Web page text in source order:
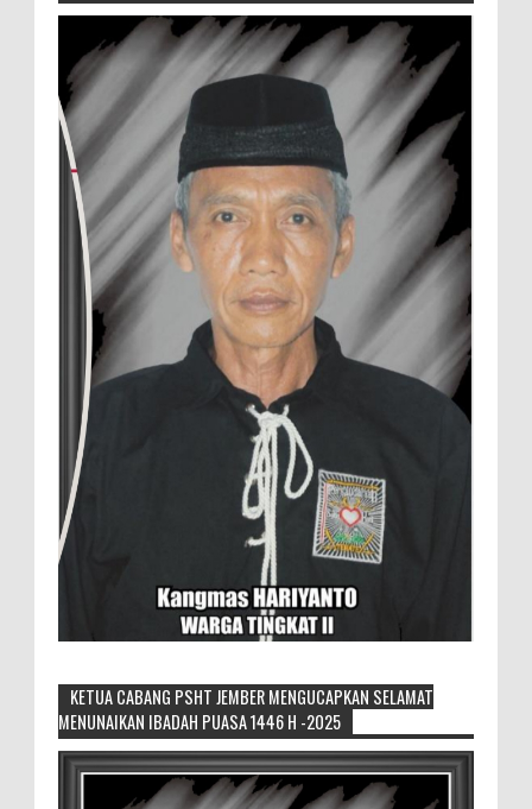
Pemilik Lahan Safi'i Dilaporkan Pencurian
dan Pengrusakan
Didampingi Kuasa Hukum Safi'i Datangi
KETUA CABANG PSHT JEMBER MENGUCAPKAN SELAMAT
MENUNAIKAN IBADAH PUASA 1446 H -2025